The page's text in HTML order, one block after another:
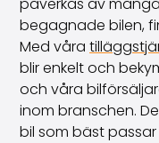
begagnade bilen,
Med våra
blir enkelt och
och våra
inom branschen.
bil som bäst